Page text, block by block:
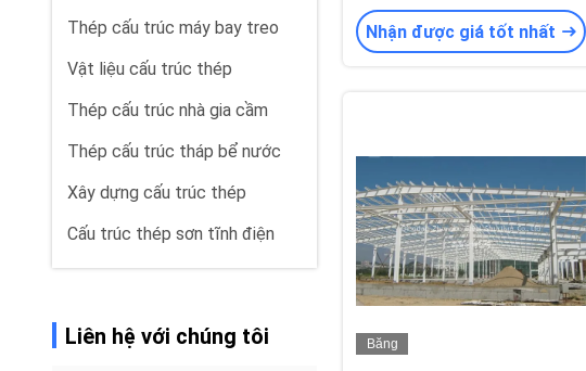
Thép cấu trúc máy bay treo
Vật liệu cấu trúc thép
Thép cấu trúc nhà gia cầm
Thép cấu trúc tháp bể nước
Xây dựng cấu trúc thép
Cấu trúc thép sơn tĩnh điện
Liên hệ với chúng tôi
thép, dầm thép, xà gồ C Z Purlin
Nhận được giá tốt nhất
Băng